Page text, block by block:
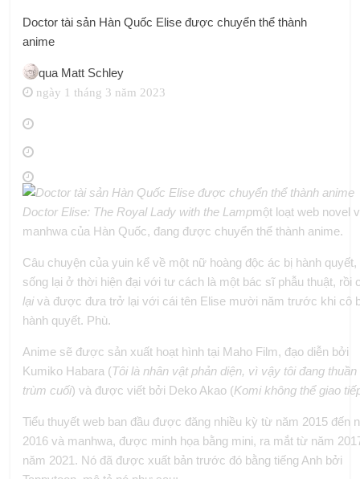
Doctor tài sản Hàn Quốc Elise được chuyển thể thành
anime
qua Matt Schley
ngày 1 tháng 3 năm 2023
Doctor Elise: The Royal Lady with the Lampmột loạt web novel
manhwa của Hàn Quốc, đang được chuyển thể thành anime.
Câu chuyện của yuin kể về một nữ hoàng độc ác bị hành
sống lại ở thời hiện đại với tư cách là một bác sĩ phẫu thuật, rồi
lạivà được đưa trở lại với cái tên Elise mười năm trước khi cô
hành quyết. Phù.
Anime sẽ được sản xuất hoạt hình tại Maho Film, đạo diễn bởi
Kumiko Habara (Tôi là nhân vật phản diện, vì vậy tôi đang thuần
trùm cuối) và được viết bởi Deko Akao (Komi không thể giao
Tiểu thuyết web ban đầu được đăng nhiều kỳ từ năm 2015 đến
2016 và manhwa, được minh họa bằng mini, ra mắt từ năm
năm 2021. Nó đã được xuất bản trước đó bằng tiếng Anh bởi